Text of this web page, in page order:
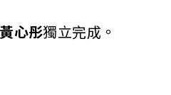
黃心彤獨立完成。